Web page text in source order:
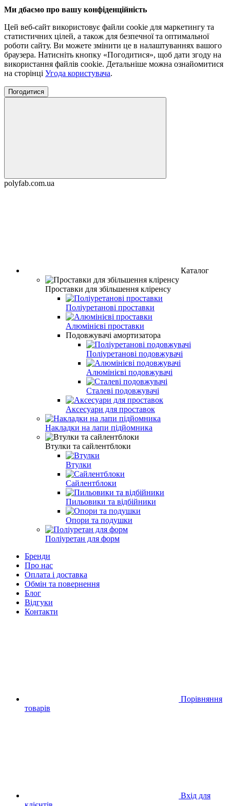
Ми дбаємо про вашу конфіденційність
Цей веб-сайт використовує файли cookie для маркетингу та
статистичних цілей, а також для безпечної та оптимальної
роботи сайту. Ви можете змінити це в налаштуваннях вашого
браузера. Натисніть кнопку «Погодитися», щоб дати згоду на
використання файлів cookie. Детальніше можна ознайомитися
на сторінці Угода користувача.
Погодитися
polyfab.com.ua
Каталог
Проставки для збільшення кліренсу
Поліуретанові проставки
Алюмінієві проставки
Подовжувачі амортизатора
Поліуретанові подовжувачі
Алюмінієві подовжувачі
Сталеві подовжувачі
Аксесуари для проставок
Накладки на лапи підйомника
Втулки та сайлентблоки
Втулки
Сайлентблоки
Пильовики та відбійники
Опори та подушки
Поліуретан для форм
Бренди
Про нас
Оплата і доставка
Обмін та повернення
Блог
Відгуки
Контакти
Порівняння
товарів
Вхід для